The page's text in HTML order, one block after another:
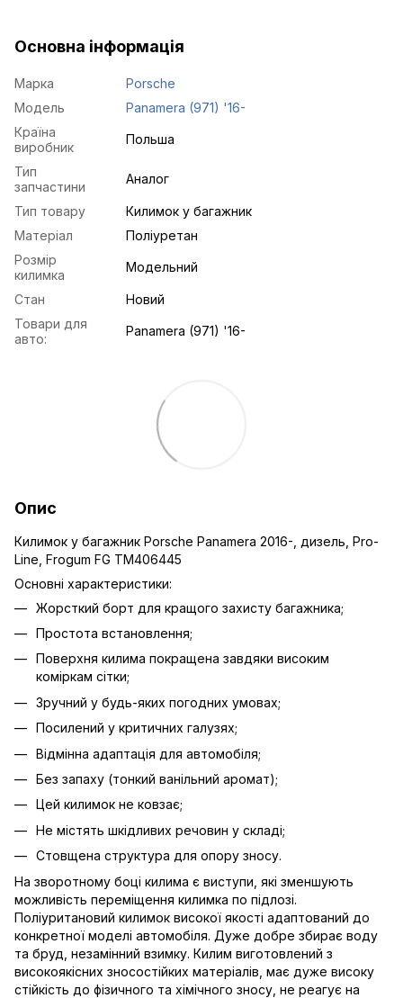
Основна інформація
Марка
Porsche
Модель
Panamera (971) '16-
Країна
виробник
Польша
Тип
запчастини
Аналог
Тип товару
Килимок у багажник
Матеріал
Поліуретан
Розмір
килимка
Модельний
Стан
Новий
Товари для
авто:
Panamera (971) '16-
Опис
Килимок у багажник Porsche Panamera 2016-, дизель, Pro-
Line, Frogum FG TM406445
Основні характеристики:
Жорсткий борт для кращого захисту багажника;
Простота встановлення;
Поверхня килима покращена завдяки високим
коміркам сітки;
Зручний у будь-яких погодних умовах;
Посилений у критичних галузях;
Відмінна адаптація для автомобіля;
Без запаху (тонкий ванільний аромат);
Цей килимок не ковзає;
Не містять шкідливих речовин у складі;
Стовщена структура для опору зносу.
На зворотному боці килима є виступи, які зменшують
можливість переміщення килимка по підлозі.
Поліуритановий килимок високої якості адаптований до
конкретної моделі автомобіля. Дуже добре збирає воду
та бруд, незамінний взимку. Килим виготовлений з
високоякісних зносостійких матеріалів, має дуже високу
стійкість до фізичного та хімічного зносу, не реагує на